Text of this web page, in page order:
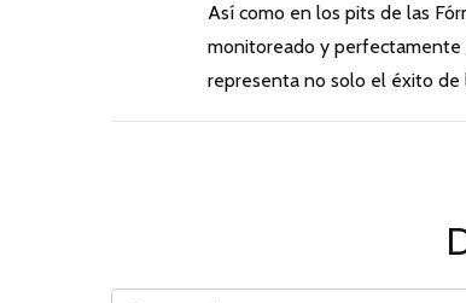
Así como en los pits de las
monitoreado y perfectamente
representa no solo el éxito de
COMMENT